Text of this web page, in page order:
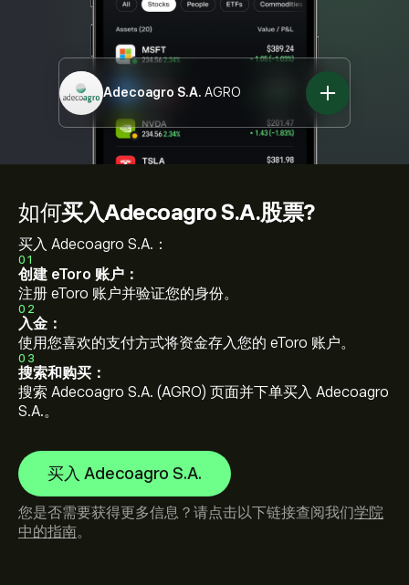
Adecoagro S.A. AGRO
如何买入Adecoagro S.A.股票?
买入 Adecoagro S.A.：
01
创建 eToro 账户：
注册 eToro 账户并验证您的身份。
02
入金：
使用您喜欢的支付方式将资金存入您的 eToro 账户。
03
搜索和购买：
搜索 Adecoagro S.A. (AGRO) 页面并下单买入 Adecoagro
S.A.。
买入 Adecoagro S.A.
您是否需要获得更多信息？请点击以下链接查阅我们学院
中的指南。